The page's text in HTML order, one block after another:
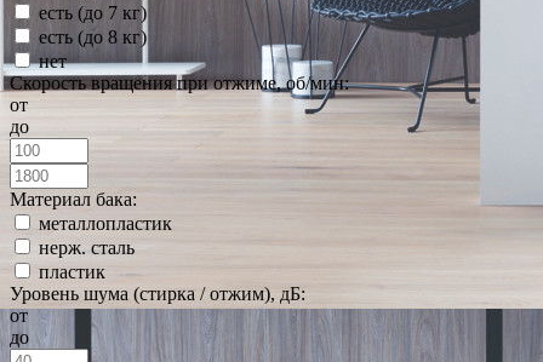
есть (до 7 кг)
есть (до 8 кг)
нет
Скорость вращения при отжиме, об/мин:
от
до
Материал бака:
металлопластик
нерж. сталь
пластик
Уровень шума (стирка / отжим), дБ:
от
до